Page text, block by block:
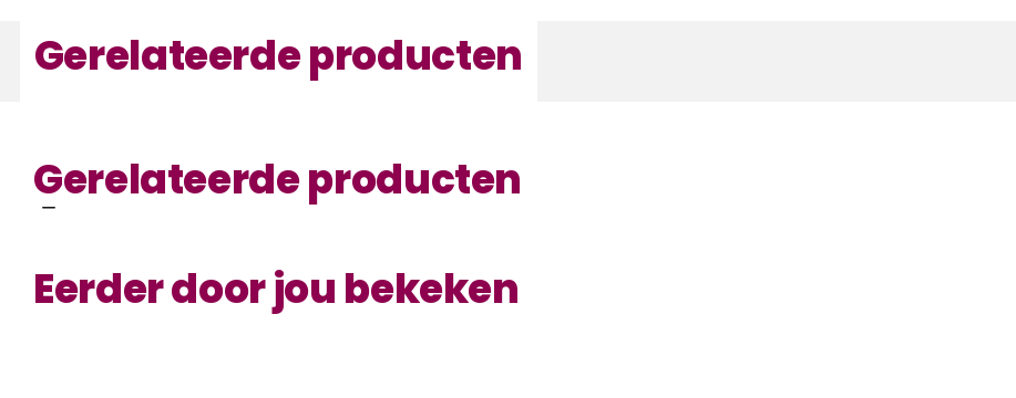
Gerelateerde producten
Gerelateerde producten
Eerder door jou bekeken